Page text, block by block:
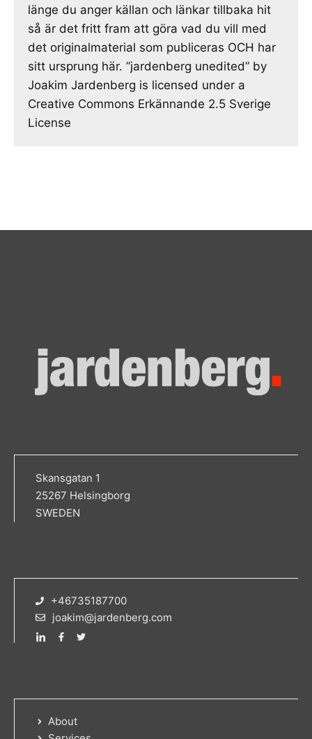
länge du anger källan och länkar tillbaka hit
så är det fritt fram att göra vad du vill med
det originalmaterial som publiceras OCH har
sitt ursprung här. ”jardenberg unedited” by
Joakim Jardenberg is licensed under a
Creative Commons Erkännande 2.5 Sverige
License
Skansgatan 1
25267 Helsingborg
SWEDEN
+46735187700
joakim@jardenberg.com
About